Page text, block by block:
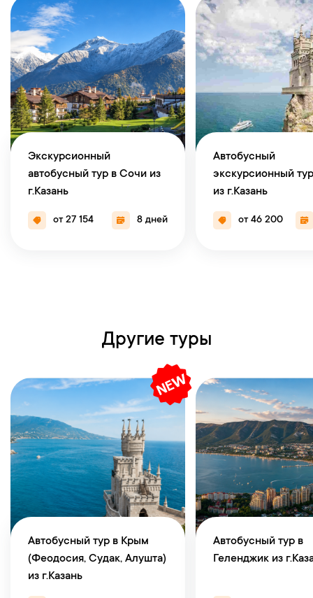
Экскурсионный
автобусный тур в Сочи из
г.Казань
от 27 154 8 дней
Автобусный
экскурсионный
из г.Казань
от 46 200
Другие туры
Автобусный тур в Крым
(Феодосия, Судак, Алушта)
из г.Казань
Автобусный тур в
Геленджик из